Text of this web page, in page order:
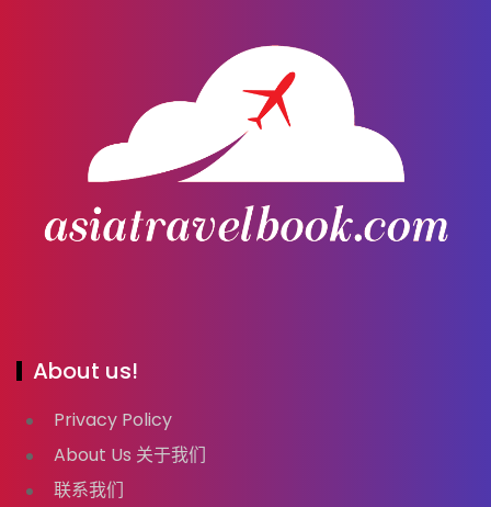
About us!
Privacy Policy
About Us 关于我们
联系我们